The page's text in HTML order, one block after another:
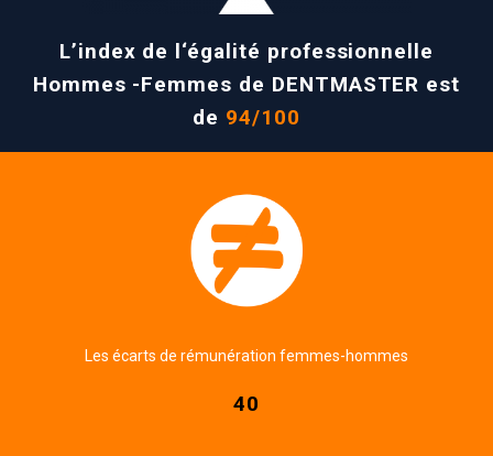
L’index de l‘égalité professionnelle
Hommes -Femmes de DENTMASTER est
de 94/100
Les écarts de rémunération femmes-hommes
40